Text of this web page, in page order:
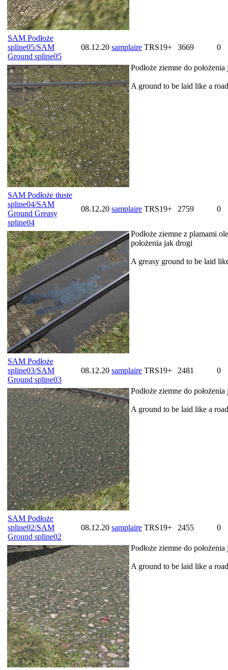
SAM Podłoże
spline05/SAM
Ground spline05
08.12.20 samplaire TRS19+ 3669 0
Podłoże ziemne do
A ground to be laid like a road
SAM Podłoże tłuste
spline04/SAM
Ground Greasy
spline04
08.12.20 samplaire TRS19+ 2759 0
Podłoże ziemne z plamami
położenia jak drogi
A greasy ground to be laid
SAM Podłoże
spline03/SAM
Ground spline03
08.12.20 samplaire TRS19+ 2481 0
Podłoże ziemne do
A ground to be laid like a road
SAM Podłoże
spline02/SAM
Ground spline02
08.12.20 samplaire TRS19+ 2455 0
Podłoże ziemne do
A ground to be laid like a road